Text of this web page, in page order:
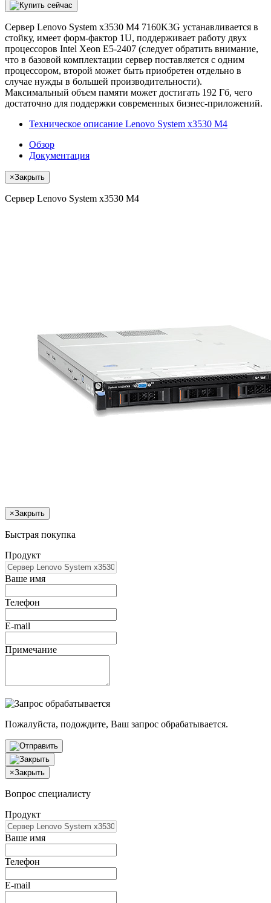
Сервер Lenovo System x3530 M4 7160K3G устанавливается в
стойку, имеет форм-фактор 1U, поддерживает работу двух
процессоров Intel Xeon E5-2407 (следует обратить внимание,
что в базовой комплектации сервер поставляется с одним
процессором, второй может быть приобретен отдельно в
случае нужды в большей производительности).
Максимальный объем памяти может достигать 192 Гб, чего
достаточно для поддержки современных бизнес-приложений.
Техническое описание Lenovo System x3530 M4
Обзор
Документация
×Закрыть
Сервер Lenovo System x3530 M4
×Закрыть
Быстрая покупка
Продукт
Ваше имя
Телефон
E-mail
Примечание
Пожалуйста, подождите, Ваш запрос обрабатывается.
×Закрыть
Вопрос специалисту
Продукт
Ваше имя
Телефон
E-mail